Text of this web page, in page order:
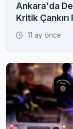
Ankara'da
Kritik Çankırı
11 ay önce